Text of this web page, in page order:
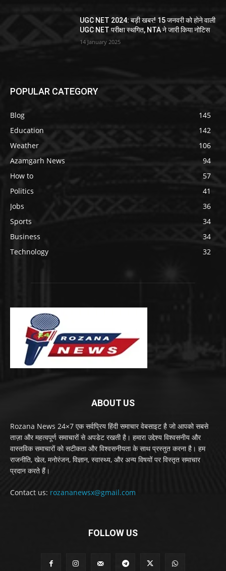
UGC NET 2024: बड़ी खबर! 15 जनवरी को होने वाली
UGC NET परीक्षा स्थगित, NTA ने जारी किया नोटिस
14 January 2025
POPULAR CATEGORY
Blog
145
Education
142
Weather
106
Azamgarh News
94
How to
57
Politics
41
Jobs
36
Sports
34
Business
34
Technology
32
ABOUT US
Rozana News 24×7 एक सर्वप्रिय हिंदी समाचार वेबसाइट है जो आपको सबसे
ताज़ा और महत्वपूर्ण समाचारों से अपडेट रखती है। हमारा उद्देश्य विश्वसनीय और
वास्तविक समाचारों को सटीकता और विश्वसनीयता के साथ प्रस्तुत करना है। हम
राजनीति, खेल, मनोरंजन, विज्ञान, स्वास्थ्य, और अन्य विषयों पर विस्तृत समाचार
प्रदान करते हैं।
Contact us: rozananewsx@gmail.com
FOLLOW US